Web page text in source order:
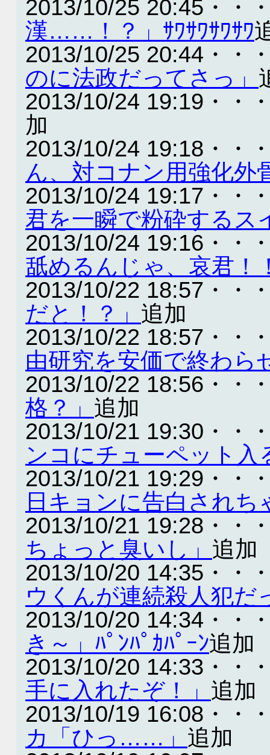
2013/10/25 20:45・・
漢……！？」ｻﾜｻﾜｻﾜｻﾜ
2013/10/25 20:44・・
のに法政だってさっ」
2013/10/24 19:19・・
加
2013/10/24 19:18・・
ん、対コナン用強化外
2013/10/24 19:17・・
君を一瞬で粉砕するス
2013/10/24 19:16・・
舐めるんじゃ、哀君！
2013/10/22 18:57・・
だと！？」 追加
2013/10/22 18:57・・
由研究を安価で終わら
2013/10/22 18:56・・
格？」 追加
2013/10/21 19:30・・
ンコにチューペット
2013/10/21 19:29・・
日キョンに告白されち
2013/10/21 19:28・・
ちょっと臭いし」 追加
2013/10/20 14:35・・
ウくんが連続殺人犯だ
2013/10/20 14:34・・
き～」ﾊﾟﾝﾊﾟｶﾊﾟｰﾝ追加
2013/10/20 14:33・・
手に入れたぞ！」 追加
2013/10/19 16:08・・
カ「ひっ……」 追加